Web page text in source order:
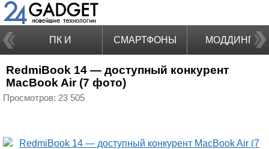
ПК И
НОУТБУКИ
СМАРТФОНЫ МОДДИНГ
RedmiBook 14 — доступный конкурент
MacBook Air (7 фото)
Просмотров: 23 505